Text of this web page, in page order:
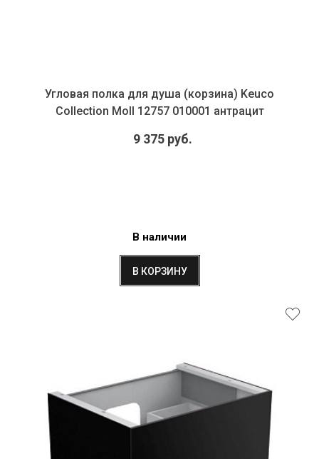
Угловая полка для душа (корзина) Keuco
Collection Moll 12757 010001 антрацит
9 375 руб.
В наличии
В КОРЗИНУ